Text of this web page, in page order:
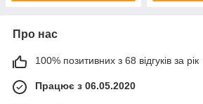
Про нас
100% позитивних з 68 відгуків за рік
Працює з 06.05.2020